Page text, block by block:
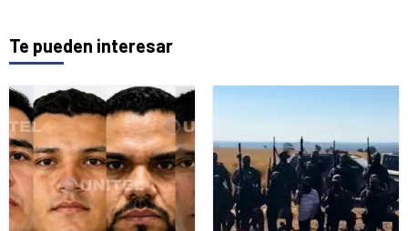
Te pueden interesar